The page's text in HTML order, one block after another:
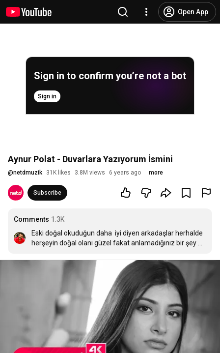
Open App
Sign in to confirm you’re not a bot
Sign in
Aynur Polat - Duvarlara Yazıyorum İsmini
@netdmuzik 31K likes 3.8M views 6 years ago more
Subscribe
Comments 1.3K
Eski doğal okuduğun daha  iyi diyen arkadaşlar herhalde
herşeyin doğal olanı güzel fakat anlamadığınız bir şey
gerekende budur başarılı bir çalışma olmuşki 1 milyona
doğru beğeni alıyor lütfen emeğe saygı ALLAH’a